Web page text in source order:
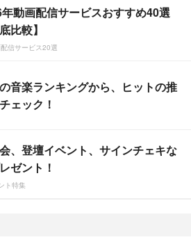
動画配信サービスおすすめ40選
比較】
信サービス20選
音楽ランキングから、ヒットの推
ェック！
、登壇イベント、サインチェキな
ゼント！
ト特集